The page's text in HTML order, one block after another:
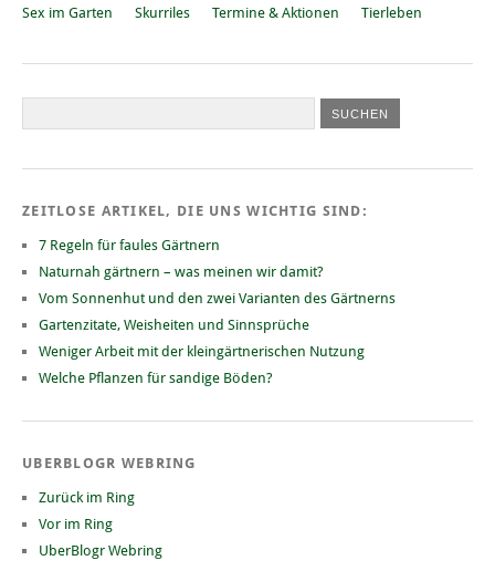
Sex im Garten
Skurriles Termine & Aktionen Tierleben
ZEITLOSE ARTIKEL, DIE UNS WICHTIG SIND:
7 Regeln für faules Gärtnern
Naturnah gärtnern – was meinen wir damit?
Vom Sonnenhut und den zwei Varianten des Gärtnerns
Gartenzitate, Weisheiten und Sinnsprüche
Weniger Arbeit mit der kleingärtnerischen Nutzung
Welche Pflanzen für sandige Böden?
UBERBLOGR WEBRING
Zurück im Ring
Vor im Ring
UberBlogr Webring